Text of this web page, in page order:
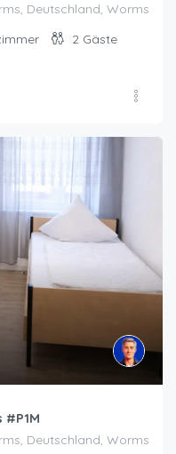
Deutschland, Worms
2 Gäste
Deutschland, Worms